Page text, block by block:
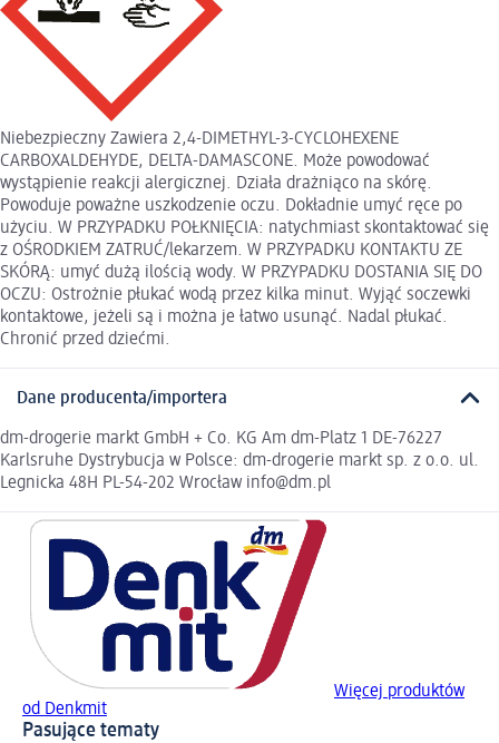
Niebezpieczny Zawiera 2,4-DIMETHYL-3-CYCLOHEXENE
CARBOXALDEHYDE, DELTA-DAMASCONE. Może powodować
wystąpienie reakcji alergicznej. Działa drażniąco na skórę.
Powoduje poważne uszkodzenie oczu. Dokładnie umyć ręce po
użyciu. W PRZYPADKU POŁKNIĘCIA: natychmiast skontaktować się
z OŚRODKIEM ZATRUĆ/lekarzem. W PRZYPADKU KONTAKTU ZE
SKÓRĄ: umyć dużą ilością wody. W PRZYPADKU DOSTANIA SIĘ DO
OCZU: Ostrożnie płukać wodą przez kilka minut. Wyjąć soczewki
kontaktowe, jeżeli są i można je łatwo usunąć. Nadal płukać.
Chronić przed dziećmi.
Dane producenta/importera
dm-drogerie markt GmbH + Co. KG Am dm-Platz 1 DE-76227
Karlsruhe Dystrybucja w Polsce: dm-drogerie markt sp. z o.o. ul.
Legnicka 48H PL-54-202 Wrocław info@dm.pl
Więcej produktów
od Denkmit
Pasujące tematy